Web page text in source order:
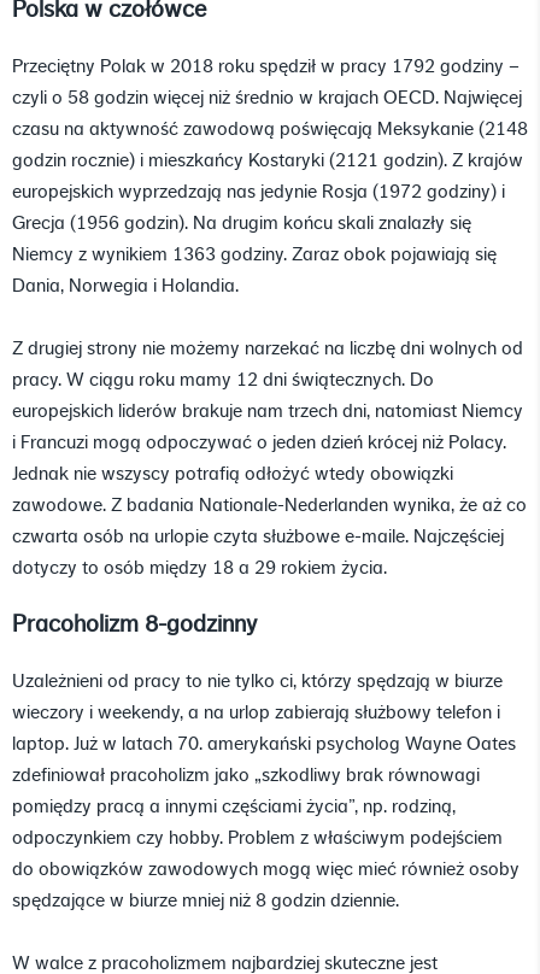
Polska w czołówce
Przeciętny Polak w 2018 roku spędził w pracy 1792 godziny –
czyli o 58 godzin więcej niż średnio w krajach OECD. Najwięcej
czasu na aktywność zawodową poświęcają Meksykanie (2148
godzin rocznie) i mieszkańcy Kostaryki (2121 godzin). Z krajów
europejskich wyprzedzają nas jedynie Rosja (1972 godziny) i
Grecja (1956 godzin). Na drugim końcu skali znalazły się
Niemcy z wynikiem 1363 godziny. Zaraz obok pojawiają się
Dania, Norwegia i Holandia.
Z drugiej strony nie możemy narzekać na liczbę dni wolnych od
pracy. W ciągu roku mamy 12 dni świątecznych. Do
europejskich liderów brakuje nam trzech dni, natomiast Niemcy
i Francuzi mogą odpoczywać o jeden dzień krócej niż Polacy.
Jednak nie wszyscy potrafią odłożyć wtedy obowiązki
zawodowe. Z badania Nationale-Nederlanden wynika, że aż co
czwarta osób na urlopie czyta służbowe e-maile. Najczęściej
dotyczy to osób między 18 a 29 rokiem życia.
Pracoholizm 8-godzinny
Uzależnieni od pracy to nie tylko ci, którzy spędzają w biurze
wieczory i weekendy, a na urlop zabierają służbowy telefon i
laptop. Już w latach 70. amerykański psycholog Wayne Oates
zdefiniował pracoholizm jako „szkodliwy brak równowagi
pomiędzy pracą a innymi częściami życia”, np. rodziną,
odpoczynkiem czy hobby. Problem z właściwym podejściem
do obowiązków zawodowych mogą więc mieć również osoby
spędzające w biurze mniej niż 8 godzin dziennie.
W walce z pracoholizmem najbardziej skuteczne jest